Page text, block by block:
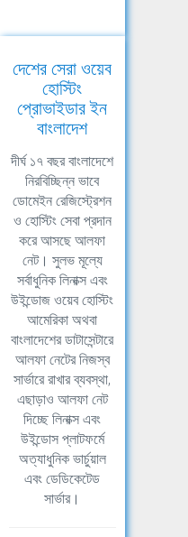
দেশের সেরা ওয়েব
হোস্টিং
প্রোভাইডার ইন
বাংলাদেশ
দীর্ঘ ১৭ বছর বাংলাদেশে
নিরবিচ্ছিন্ন ভাবে
ডোমেইন রেজিস্ট্রেশন
ও হোস্টিং সেবা প্রদান
করে আসছে আলফা
নেট। সুলভ মূল্যে
সর্বাধুনিক লিনাক্স এবং
উইন্ডোজ ওয়েব হোস্টিং
আমেরিকা অথবা
বাংলাদেশের ডাটাসেন্টারে
আলফা নেটের নিজস্ব
সার্ভারে রাখার ব্যবস্থা,
এছাড়াও আলফা নেট
দিচ্ছে লিনাক্স এবং
উইন্ডোস প্লাটফর্মে
অত্যাধুনিক ভার্চুয়াল
এবং ডেডিকেটেড
সার্ভার।